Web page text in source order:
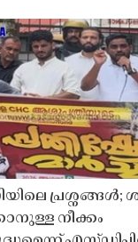
പ്രശ്നങ്ങൾ;
നീക്കം